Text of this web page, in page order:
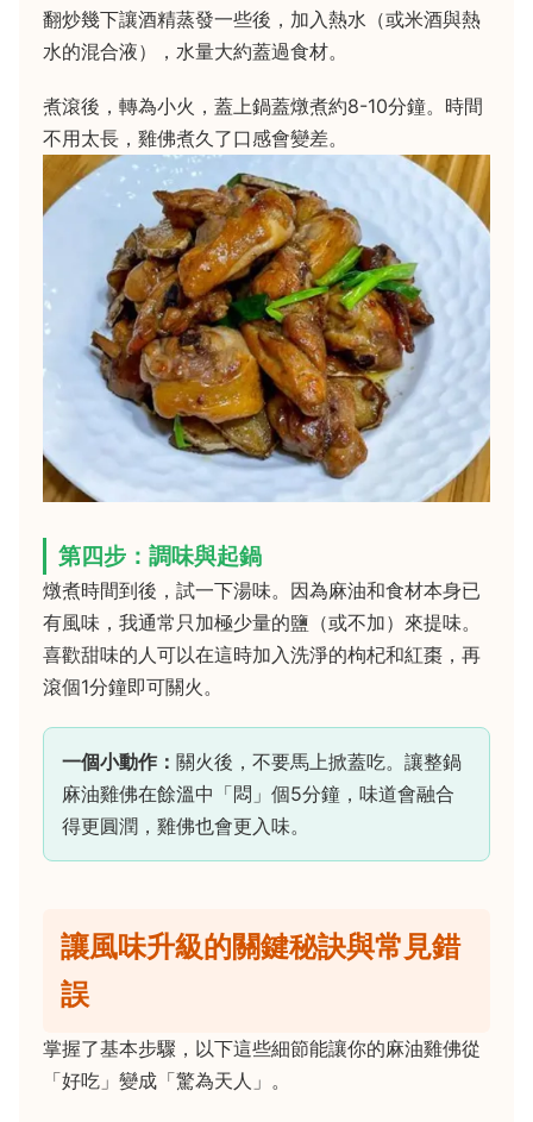
翻炒幾下讓酒精蒸發一些後，加入熱水（或米酒與熱
水的混合液），水量大約蓋過食材。
煮滾後，轉為小火，蓋上鍋蓋燉煮約8-10分鐘。時間
不用太長，雞佛煮久了口感會變差。
第四步：調味與起鍋
燉煮時間到後，試一下湯味。因為麻油和食材本身已
有風味，我通常只加極少量的鹽（或不加）來提味。
喜歡甜味的人可以在這時加入洗淨的枸杞和紅棗，再
滾個1分鐘即可關火。
一個小動作： 關火後，不要馬上掀蓋吃。讓整鍋
麻油雞佛在餘溫中「悶」個5分鐘，味道會融合
得更圓潤，雞佛也會更入味。
讓風味升級的關鍵秘訣與常見錯
誤
掌握了基本步驟，以下這些細節能讓你的麻油雞佛從
「好吃」變成「驚為天人」。